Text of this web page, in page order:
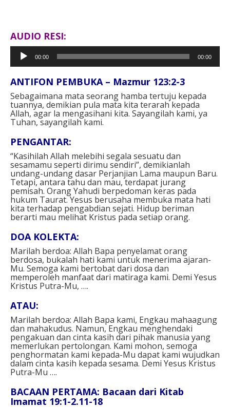
AUDIO RESI:
Pemutar
Audio
00:00 00:00
ANTIFON PEMBUKA – Mazmur 123:2-3
Sebagaimana mata seorang hamba tertuju kepada
tuannya, demikian pula mata kita terarah kepada
Allah, agar la mengasihani kita. Sayangilah kami, ya
Tuhan, sayangilah kami.
PENGANTAR:
“Kasihilah Allah melebihi segala sesuatu dan
sesamamu seperti dirimu sendiri”, demikianlah
undang-undang dasar Perjanjian Lama maupun Baru.
Tetapi, antara tahu dan mau, terdapat jurang
pemisah. Orang Yahudi berpedoman keras pada
hukum Taurat. Yesus berusaha membuka mata hati
kita terhadap pengabdian sejati. Hidup beriman
berarti mau melihat Kristus pada setiap orang.
DOA KOLEKTA:
Marilah berdoa: Allah Bapa penyelamat orang
berdosa, bukalah hati kami untuk menerima ajaran-
Mu. Semoga kami bertobat dari dosa dan
memperoleh manfaat dari matiraga kami. Demi Yesus
Kristus Putra-Mu, ….
ATAU:
Marilah berdoa: Allah Bapa kami, Engkau mahaagung
dan mahakudus. Namun, Engkau menghendaki
pengakuan dan cinta kasih dari pihak manusia yang
memerlukan pertolongan. Kami mohon, semoga
penghormatan kami kepada-Mu dapat kami wujudkan
dalam cinta kasih kepada sesama. Demi Yesus Kristus
Putra-Mu ….
BACAAN PERTAMA: Bacaan dari Kitab
Imamat 19:1-2.11-18